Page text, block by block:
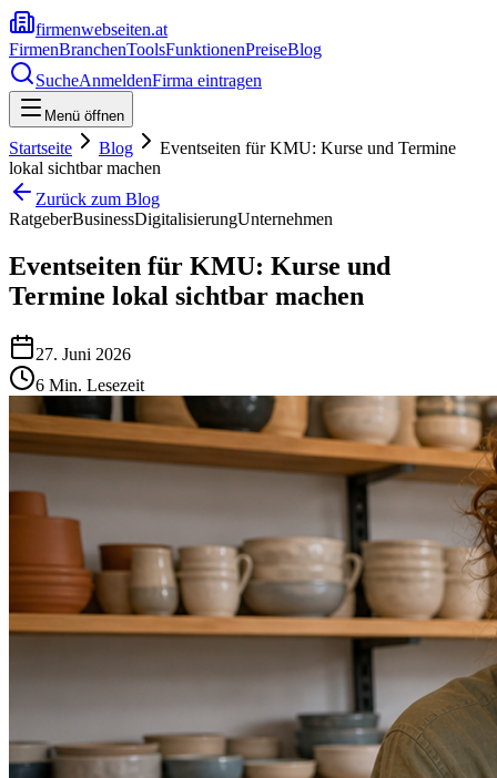
firmenwebseiten.at
FirmenBranchenToolsFunktionenPreiseBlog
SucheAnmeldenFirma eintragen
Menü öffnen
Startseite Blog
Eventseiten für KMU: Kurse und Termine
lokal sichtbar machen
Zurück zum Blog
RatgeberBusinessDigitalisierungUnternehmen
Eventseiten für KMU: Kurse und
Termine lokal sichtbar machen
27. Juni 2026
6 Min. Lesezeit